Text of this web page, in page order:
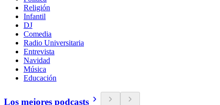
Religión
Infantil
DJ
Comedia
Radio Universitaria
Entrevista
Navidad
Música
Educación
Los mejores podcasts